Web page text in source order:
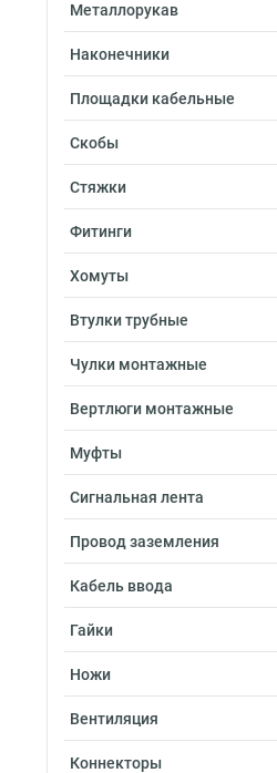
Металлорукав
Наконечники
Площадки кабельные
Скобы
Стяжки
Фитинги
Хомуты
Втулки трубные
Чулки монтажные
Вертлюги монтажные
Муфты
Сигнальная лента
Провод заземления
Кабель ввода
Гайки
Ножи
Вентиляция
Коннекторы